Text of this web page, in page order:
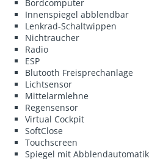
Bordcomputer
Innenspiegel abblendbar
Lenkrad-Schaltwippen
Nichtraucher
Radio
ESP
Blutooth Freisprechanlage
Lichtsensor
Mittelarmlehne
Regensensor
Virtual Cockpit
SoftClose
Touchscreen
Spiegel mit Abblendautomatik